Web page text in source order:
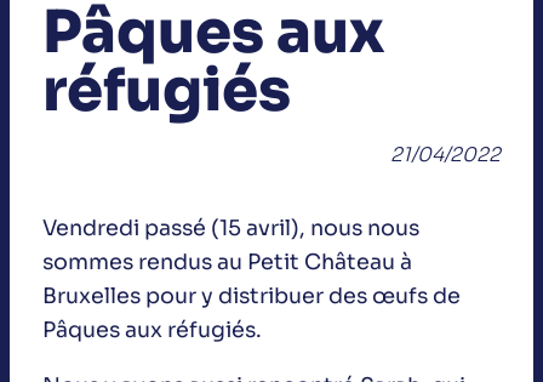
Pâques aux
réfugiés
21/04/2022
Vendredi passé (15 avril), nous nous
sommes rendus au Petit Château à
Bruxelles pour y distribuer des œufs de
Pâques aux réfugiés.